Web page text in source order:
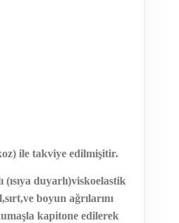
ile takviye edilmişitir.
duyarlı)viskoelastik
boyun ağrılarını
kapitone edilerek